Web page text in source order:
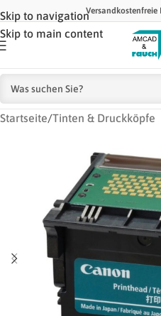
Skip to navigation
Skip to main content
Versandkostenfreie
Startseite/Tinten & Druckköpfe